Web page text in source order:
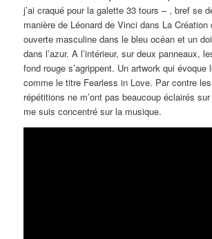
j’ai craqué pour la galette 33 tours – , bref se
manière de Léonard de Vinci dans La Création
ouverte masculine dans le bleu océan et un
dans l’azur. A l’intérieur, sur deux panneaux,
fond rouge s’agrippent. Un artwork qui évoque
comme le titre Fearless in Love. Par contre
répétitions ne m’ont pas beaucoup éclairés
me suis concentré sur la musique.